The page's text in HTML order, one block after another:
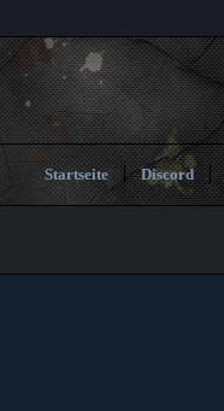
Startseite Discord